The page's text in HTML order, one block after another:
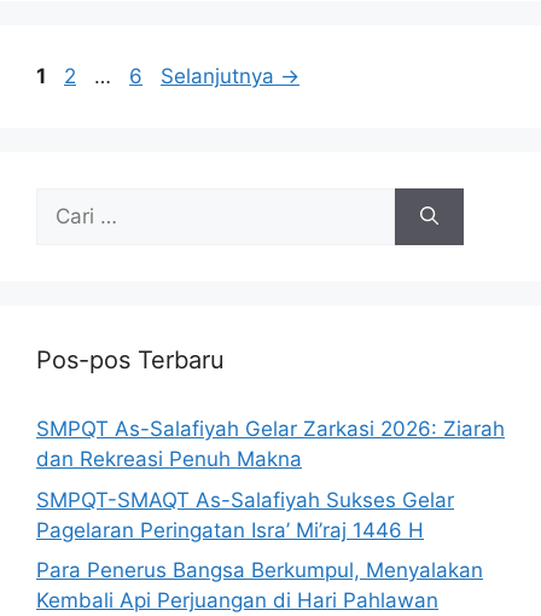
1 2 … 6 Selanjutnya →
Pos-pos Terbaru
SMPQT As-Salafiyah Gelar Zarkasi 2026: Ziarah
dan Rekreasi Penuh Makna
SMPQT-SMAQT As-Salafiyah Sukses Gelar
Pagelaran Peringatan Isra’ Mi’raj 1446 H
Para Penerus Bangsa Berkumpul, Menyalakan
Kembali Api Perjuangan di Hari Pahlawan